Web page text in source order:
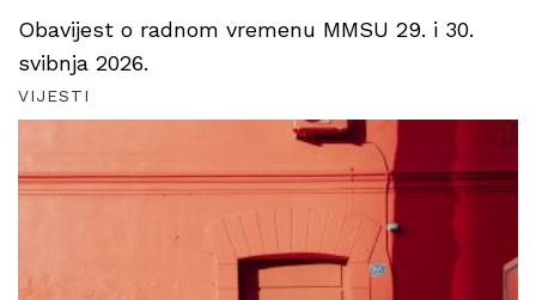
Obavijest o radnom vremenu MMSU 29. i 30.
svibnja 2026.
VIJESTI